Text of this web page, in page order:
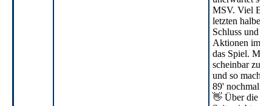
MSV. Viel
letzten halbe
Schluss und
Aktionen im
das Spiel. Max
scheinbar zu
und so machte
89' nochmal
👋 Über die